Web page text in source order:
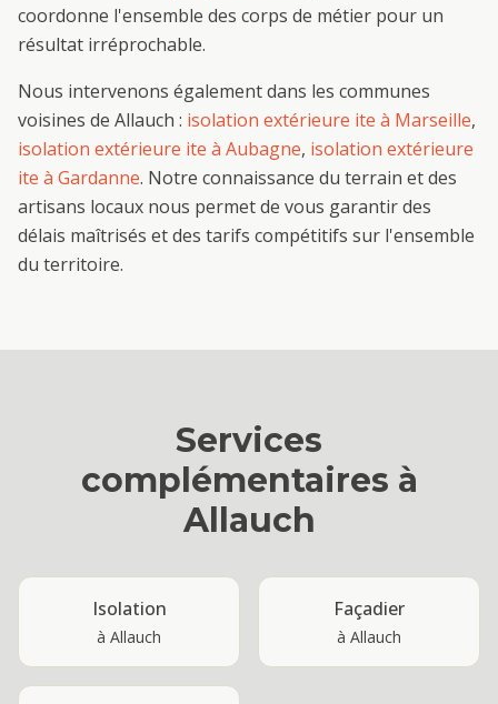
coordonne l'ensemble des corps de métier pour un
résultat irréprochable.
Nous intervenons également dans les communes
voisines de Allauch : isolation extérieure ite à Marseille,
isolation extérieure ite à Aubagne, isolation extérieure
ite à Gardanne. Notre connaissance du terrain et des
artisans locaux nous permet de vous garantir des
délais maîtrisés et des tarifs compétitifs sur l'ensemble
du territoire.
Services
complémentaires à
Allauch
Isolation
à Allauch
Façadier
à Allauch